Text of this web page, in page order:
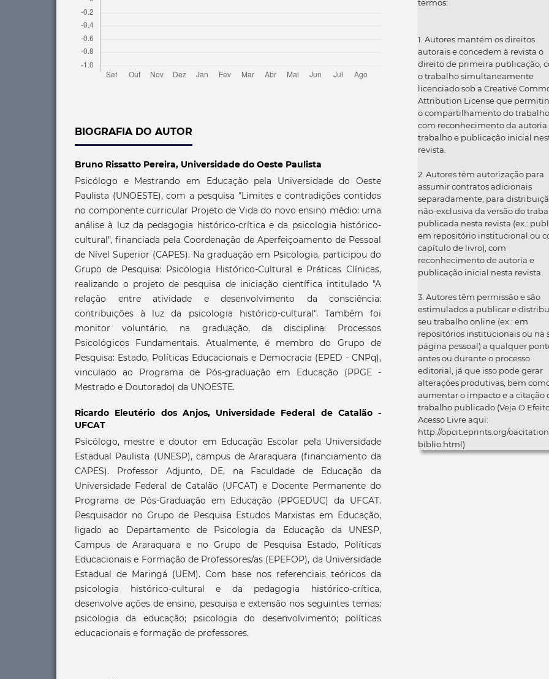
BIOGRAFIA DO AUTOR
Bruno Rissatto Pereira, Universidade do Oeste Paulista
Psicólogo e Mestrando em Educação pela Universidade do Oeste
Paulista (UNOESTE), com a pesquisa "Limites e contradições contidos
no componente curricular Projeto de Vida do novo ensino médio: uma
análise à luz da pedagogia histórico-crítica e da psicologia histórico-
cultural", financiada pela Coordenação de Aperfeiçoamento de Pessoal
de Nível Superior (CAPES). Na graduação em Psicologia, participou do
Grupo de Pesquisa: Psicologia Histórico-Cultural e Práticas Clínicas,
realizando o projeto de pesquisa de iniciação científica intitulado "A
relação entre atividade e desenvolvimento da consciência:
contribuições à luz da psicologia histórico-cultural". Também foi
monitor voluntário, na graduação, da disciplina: Processos
Psicológicos Fundamentais. Atualmente, é membro do Grupo de
Pesquisa: Estado, Políticas Educacionais e Democracia (EPED - CNPq),
vinculado ao Programa de Pós-graduação em Educação (PPGE -
Mestrado e Doutorado) da UNOESTE.
Ricardo Eleutério dos Anjos, Universidade Federal de Catalão -
UFCAT
Psicólogo, mestre e doutor em Educação Escolar pela Universidade
Estadual Paulista (UNESP), campus de Araraquara (financiamento da
CAPES). Professor Adjunto, DE, na Faculdade de Educação da
Universidade Federal de Catalão (UFCAT) e Docente Permanente do
Programa de Pós-Graduação em Educação (PPGEDUC) da UFCAT.
Pesquisador no Grupo de Pesquisa Estudos Marxistas em Educação,
ligado ao Departamento de Psicologia da Educação da UNESP,
Campus de Araraquara e no Grupo de Pesquisa Estado, Políticas
Educacionais e Formação de Professores/as (EPEFOP), da Universidade
Estadual de Maringá (UEM). Com base nos referenciais teóricos da
psicologia histórico-cultural e da pedagogia histórico-crítica,
desenvolve ações de ensino, pesquisa e extensão nos seguintes temas:
psicologia da educação; psicologia do desenvolvimento; políticas
educacionais e formação de professores.
termos:
1. Autores mantém os direitos
autorais e concedem à revista o
direito de primeira publicação,
o trabalho simultaneamente
licenciado sob a Creative
Attribution License que
o compartilhamento do trabalho
com reconhecimento da autoria
trabalho e publicação inicial
revista.
2. Autores têm autorização para
assumir contratos adicionais
separadamente, para
não-exclusiva da versão do
publicada nesta revista (ex.:
em repositório institucional ou
capítulo de livro), com
reconhecimento de autoria e
publicação inicial nesta revista.
3. Autores têm permissão e são
estimulados a publicar e
seu trabalho online (ex.: em
repositórios institucionais ou na
página pessoal) a qualquer
antes ou durante o processo
editorial, já que isso pode gerar
alterações produtivas, bem
aumentar o impacto e a citação
trabalho publicado (Veja O
Acesso Livre aqui:
http://opcit.eprints.org/
biblio.html)